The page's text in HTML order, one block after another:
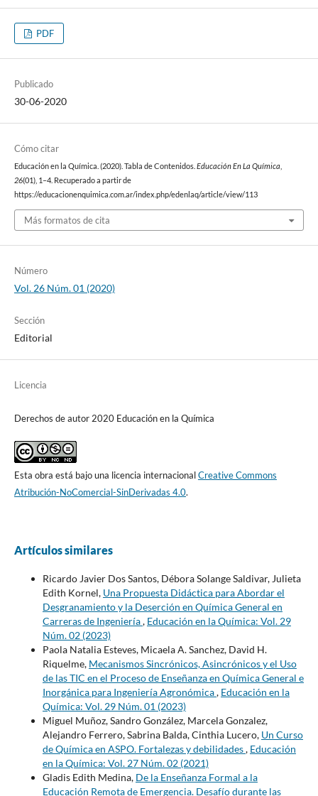
PDF
Publicado
30-06-2020
Cómo citar
Educación en la Química. (2020). Tabla de Contenidos. Educación En La Química
26(01), 1–4. Recuperado a partir de
https://educacionenquimica.com.ar/index.php/edenlaq/article/view/113
Más formatos de cita
Número
Vol. 26 Núm. 01 (2020)
Sección
Editorial
Licencia
Derechos de autor 2020 Educación en la Química
Esta obra está bajo una licencia internacionalCreative Commons
Atribución-NoComercial-SinDerivadas 4.0.
Artículos similares
Ricardo Javier Dos Santos, Débora Solange Saldivar, Julieta
Edith Kornel, Una Propuesta Didáctica para Abordar el
Desgranamiento y la Deserción en Química General en
Carreras de Ingeniería, Educación en la Química: Vol. 29
Núm. 02 (2023)
Paola Natalia Esteves, Micaela A. Sanchez, David H.
Riquelme, Mecanismos Sincrónicos, Asincrónicos y el Uso
de las TIC en el Proceso de Enseñanza en Química General e
Inorgánica para Ingeniería Agronómica, Educación en la
Química: Vol. 29 Núm. 01 (2023)
Miguel Muñoz, Sandro González, Marcela Gonzalez,
Alejandro Ferrero, Sabrina Balda, Cinthia Lucero, Un Curso
de Química en ASPO. Fortalezas y debilidades, Educación
en la Química: Vol. 27 Núm. 02 (2021)
Gladis Edith Medina, De la Enseñanza Formal a la
Educación Remota de Emergencia. Desafío durante las